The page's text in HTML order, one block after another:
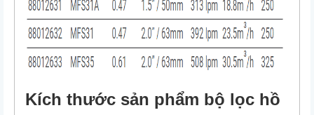
Kích thước sản phẩm bộ lọc hồ